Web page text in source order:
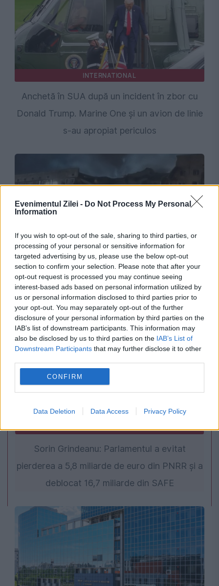
Evenimentul Zilei - Do Not Process My Personal
Information
If you wish to opt-out of the sale, sharing to third parties, or
processing of your personal or sensitive information for
targeted advertising by us, please use the below opt-out
section to confirm your selection. Please note that after your
opt-out request is processed you may continue seeing
interest-based ads based on personal information utilized by
us or personal information disclosed to third parties prior to
your opt-out. You may separately opt-out of the further
disclosure of your personal information by third parties on the
IAB’s list of downstream participants. This information may
also be disclosed by us to third parties on the IAB’s List of
Downstream Participants that may further disclose it to other
CONFIRM
Data Deletion Data Access Privacy Policy
INTERNATIONAL
Anchetă în SUA după un incident în zbor cu
Donald Trump. Marine One și un avion de linie
s-au apropiat periculos
INTERNATIONAL
Atac masiv în Kiev, 17 morți și zeci de răniți.
Apărarea antiaeriană depășită pe fondul crizei
de sisteme Patriot
POLITICA
Sorin Grindeanu: Parlamentul a evitat
pierderea a 5,8 miliarde de euro din PNRR și a
deblocat 16,7 miliarde din SAFE